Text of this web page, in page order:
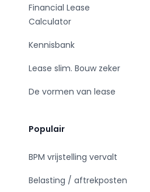
Financial Lease
Calculator
Kennisbank
Lease slim. Bouw zeker
De vormen van lease
Populair
BPM vrijstelling vervalt
Belasting / aftrekposten